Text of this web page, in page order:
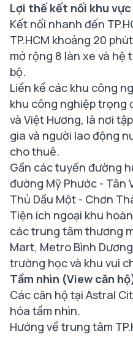
Lợi thế kết nối khu vực
Kết nối nhanh đến
TP.HCM khoảng 20
mở rộng 8 làn xe và
bộ.
Liền kề các khu công
khu công nghiệp trọng
và Việt Hương, là nơi
gia và người lao động
cho thuê.
Gần các tuyến đường
đường Mỹ Phước - Tân
Thủ Dầu Một - Chơn
Tiện ích ngoại khu
các trung tâm thương
Mart, Metro Bình
trường học và khu vui
Tầm nhìn (View căn
Các căn hộ tại Astral
hóa tầm nhìn.
Hướng về trung tâm